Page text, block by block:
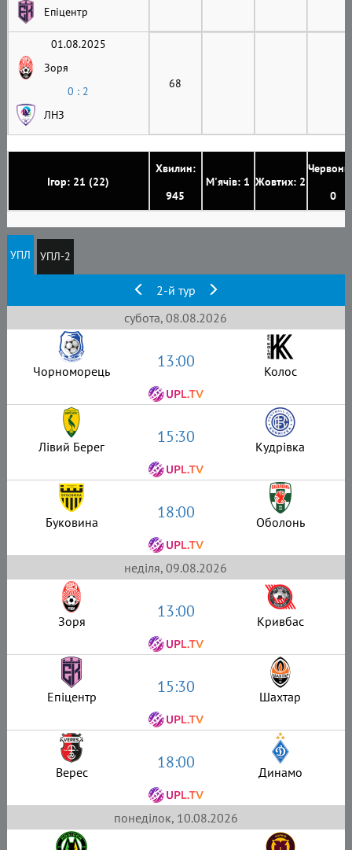
Ігор: 21 (22)
Хвилин:
945
М'ячів: 1 Жовтих: 2
0
Епіцентр
01.08.2025
Зоря
0 : 2
ЛНЗ
68
УПЛ УПЛ-2
2-й тур
субота, 08.08.2026
Чорноморець 13:00 Колос
Лівий Берег 15:30 Кудрівка
Буковина 18:00 Оболонь
неділя, 09.08.2026
Зоря 13:00 Кривбас
Епіцентр 15:30 Шахтар
Верес 18:00 Динамо
понеділок, 10.08.2026